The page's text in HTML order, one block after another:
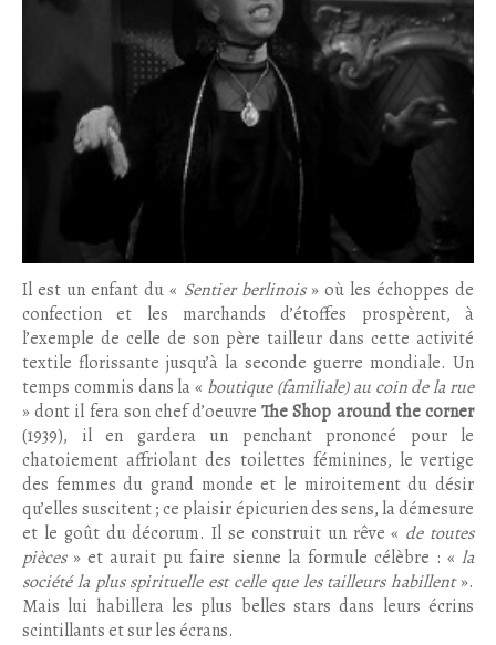
Il est un enfant du « Sentier berlinois» où les échoppes de
confection et les marchands d’étoffes prospèrent, à
l’exemple de celle de son père tailleur dans cette activité
textile florissante jusqu’à la seconde guerre mondiale. Un
temps commis dans la « boutique (familiale) au coin de la rue
» dont il fera son chef d’oeuvreThe Shop around the corner
(1939), il en gardera un penchant prononcé pour le
chatoiement affriolant des toilettes féminines, le vertige
des femmes du grand monde et le miroitement du désir
qu’elles suscitent ; ce plaisir épicurien des sens, la démesure
et le goût du décorum. Il se construit un rêve « de toutes
pièces» et aurait pu faire sienne la formule célèbre : « la
société la plus spirituelle est celle que les tailleurs habillent».
Mais lui habillera les plus belles stars dans leurs écrins
scintillants et sur les écrans.